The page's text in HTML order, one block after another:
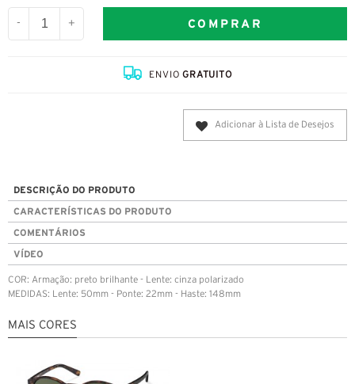
- + COMPRAR
ENVIOGRATUITO
Adicionar à Lista de Desejos
DESCRIÇÃO DO PRODUTO
CARACTERÍSTICAS DO PRODUTO
COMENTÁRIOS
VÍDEO
COR: Armação: preto brilhante - Lente: cinza polarizado
MEDIDAS: Lente: 50mm - Ponte: 22mm - Haste: 148mm
MAIS CORES